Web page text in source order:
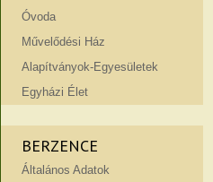
Óvoda
Művelődési Ház
Alapítványok-Egyesületek
Egyházi Élet
BERZENCE
Általános Adatok